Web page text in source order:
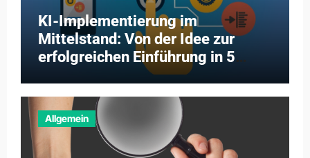
KI-Implementierung im
Mittelstand: Von der Idee zur
erfolgreichen Einführung in 5
Allgemein